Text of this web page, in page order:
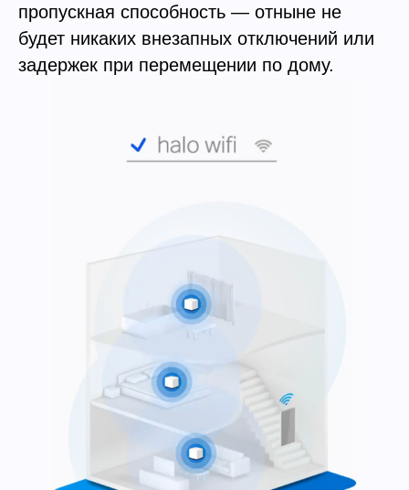
пропускная способность — отныне не
будет никаких внезапных отключений или
задержек при перемещении по дому.